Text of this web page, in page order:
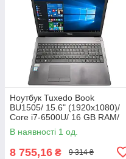
Ноутбук Tuxedo Book
BU1505/ 15.6" (1920x1080)/
Core i7-6500U/ 16 GB RAM/
256 GB SSD/ HD 520
В наявності 1 од.
8 755,16 ₴ 9 314 ₴